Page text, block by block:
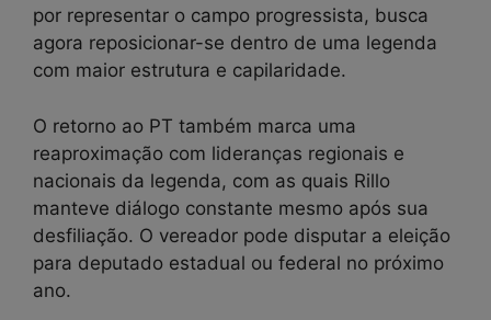
por representar o campo progressista, busca
agora reposicionar-se dentro de uma legenda
com maior estrutura e capilaridade.
O retorno ao PT também marca uma
reaproximação com lideranças regionais e
nacionais da legenda, com as quais Rillo
manteve diálogo constante mesmo após sua
desfiliação. O vereador pode disputar a eleição
para deputado estadual ou federal no próximo
ano.